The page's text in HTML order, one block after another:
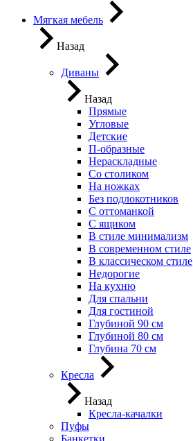
Мягкая мебель
Назад
Диваны
Назад
Прямые
Угловые
Детские
П-образные
Нераскладные
Со столиком
На ножках
Без подлокотников
С оттоманкой
С ящиком
В стиле минимализм
В современном стиле
В классическом стиле
Недорогие
На кухню
Для спальни
Для гостиной
Глубиной 90 см
Глубиной 80 см
Глубина 70 см
Кресла
Назад
Кресла-качалки
Пуфы
Банкетки